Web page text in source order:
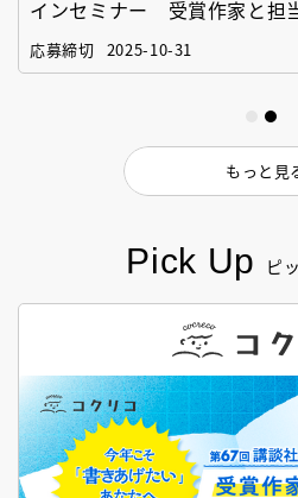
Pick Up ピ
インセミナー 受賞作家と担
「絵本創作実践講座」
応募締切 2025-10-31
もっと見